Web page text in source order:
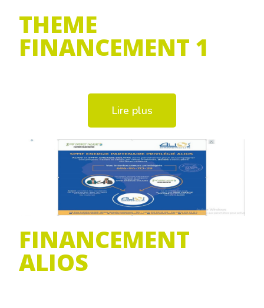
THEME
FINANCEMENT 1
Lire plus
FINANCEMENT
ALIOS